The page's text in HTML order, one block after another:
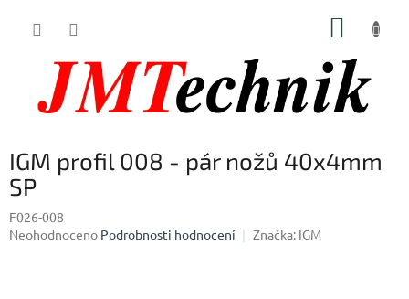
IGM profil 008 - pár nožů 40x4mm
SP
F026-008
Průměrné
Neohodnoceno Podrobnosti hodnocení Značka: IGM